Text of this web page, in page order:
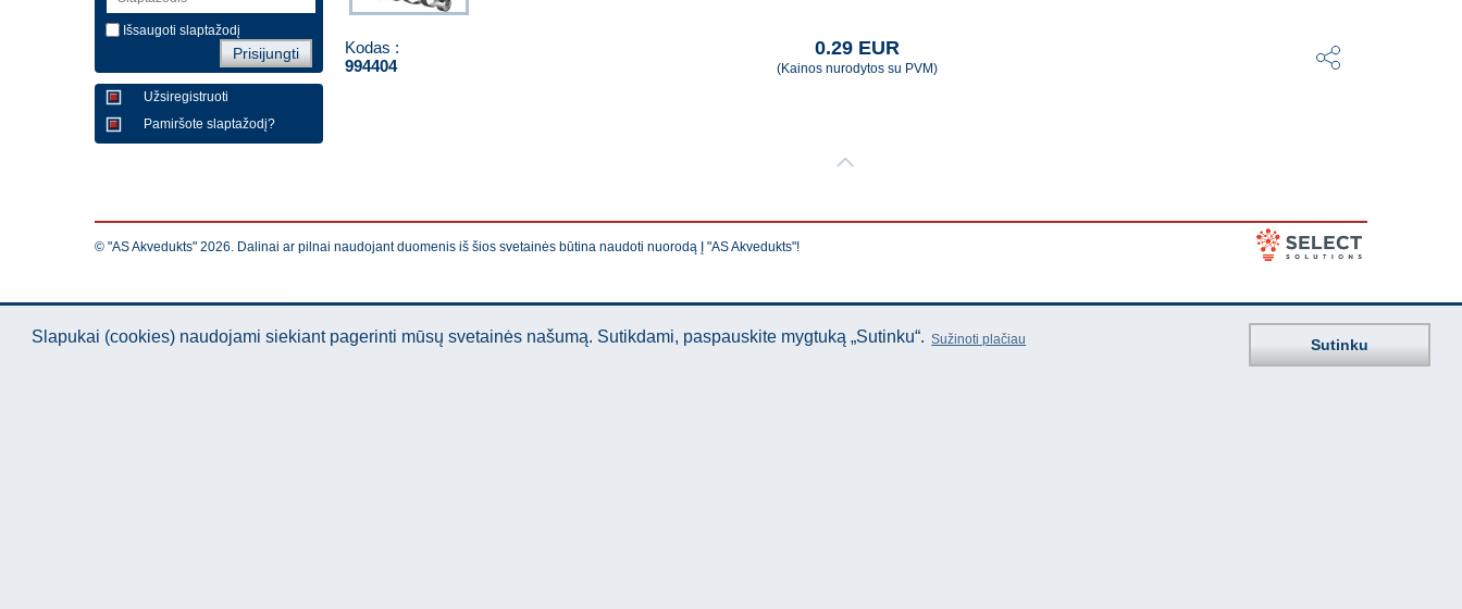
Išsaugoti slaptažodį
Užsiregistruoti
Pamiršote slaptažodį?
Kodas :
994404
0.29 EUR
(Kainos nurodytos su PVM)
© "AS Akvedukts" 2026. Dalinai ar pilnai naudojant duomenis iš šios svetainės būtina naudoti nuorodą Į "AS Akvedukts"!
Slapukai (cookies) naudojami siekiant pagerinti mūsų svetainės našumą. Sutikdami, paspauskite mygtuką „Sutinku“. Sužinoti plačiau Sutinku